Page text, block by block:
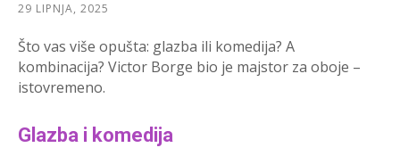
29 LIPNJA, 2025
Što vas više opušta: glazba ili komedija? A
kombinacija? Victor Borge bio je majstor za oboje –
istovremeno.
Glazba i komedija